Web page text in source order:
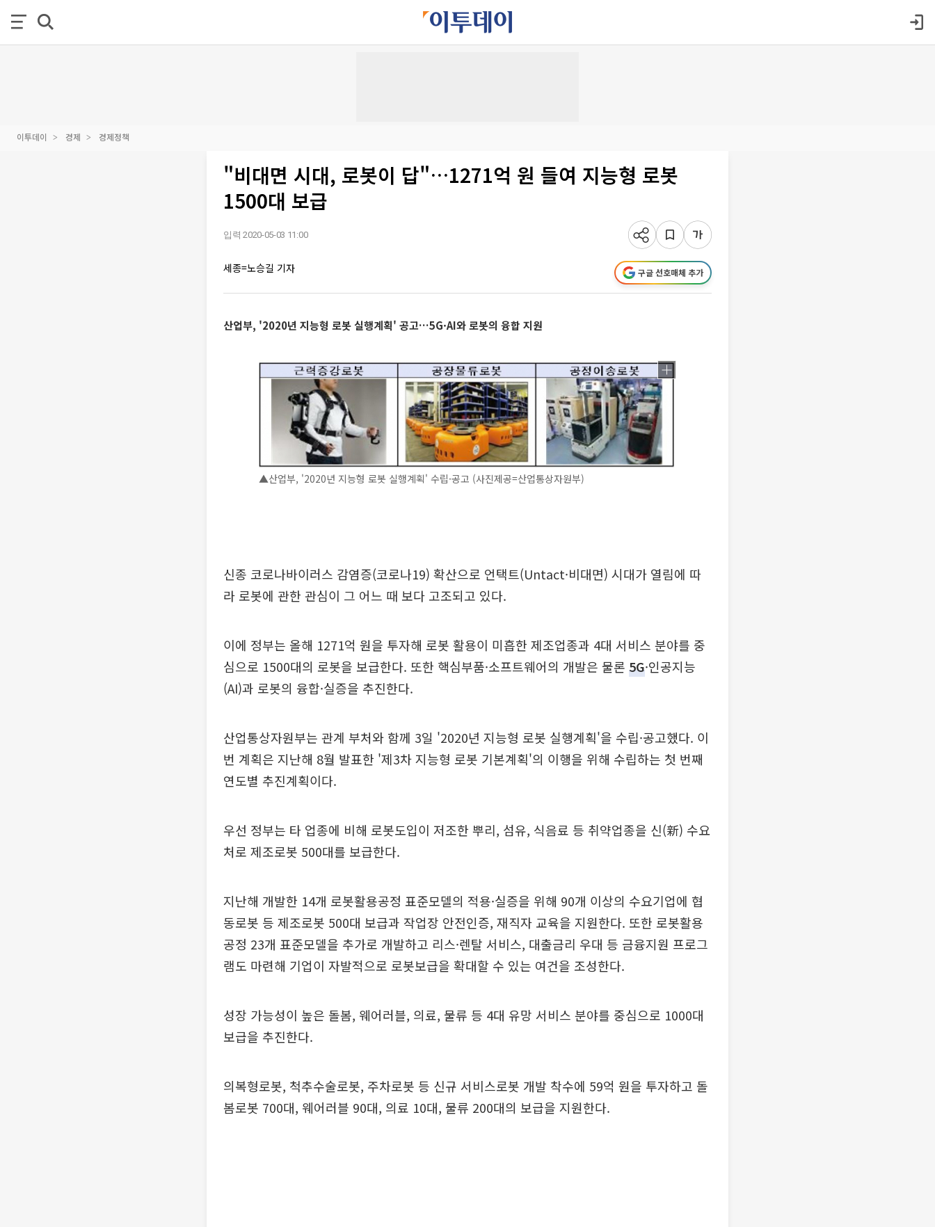
이투데이 경제 경제정책
"비대면 시대, 로봇이 답"…1271억 원 들여 지능형 로봇
1500대 보급
입력 2020-05-03 11:00
세종=노승길 기자 구글 선호매체 추가
산업부, '2020년 지능형 로봇 실행계획' 공고…5G·AI와 로봇의 융합 지원
▲산업부, '2020년 지능형 로봇 실행계획' 수립·공고 (사진제공=산업통상자원부)
신종 코로나바이러스 감염증(코로나19) 확산으로 언택트(Untact·비대면) 시대가 열림에 따
라 로봇에 관한 관심이 그 어느 때 보다 고조되고 있다.
이에 정부는 올해 1271억 원을 투자해 로봇 활용이 미흡한 제조업종과 4대 서비스 분야를 중
심으로 1500대의 로봇을 보급한다. 또한 핵심부품·소프트웨어의 개발은 물론 5G·인공지능
(AI)과 로봇의 융합·실증을 추진한다.
산업통상자원부는 관계 부처와 함께 3일 '2020년 지능형 로봇 실행계획'을 수립·공고했다. 이
번 계획은 지난해 8월 발표한 '제3차 지능형 로봇 기본계획'의 이행을 위해 수립하는 첫 번째
연도별 추진계획이다.
우선 정부는 타 업종에 비해 로봇도입이 저조한 뿌리, 섬유, 식음료 등 취약업종을 신(新) 수요
처로 제조로봇 500대를 보급한다.
지난해 개발한 14개 로봇활용공정 표준모델의 적용·실증을 위해 90개 이상의 수요기업에 협
동로봇 등 제조로봇 500대 보급과 작업장 안전인증, 재직자 교육을 지원한다. 또한 로봇활용
공정 23개 표준모델을 추가로 개발하고 리스·렌탈 서비스, 대출금리 우대 등 금융지원 프로그
램도 마련해 기업이 자발적으로 로봇보급을 확대할 수 있는 여건을 조성한다.
성장 가능성이 높은 돌봄, 웨어러블, 의료, 물류 등 4대 유망 서비스 분야를 중심으로 1000대
보급을 추진한다.
의복형로봇, 척추수술로봇, 주차로봇 등 신규 서비스로봇 개발 착수에 59억 원을 투자하고 돌
봄로봇 700대, 웨어러블 90대, 의료 10대, 물류 200대의 보급을 지원한다.